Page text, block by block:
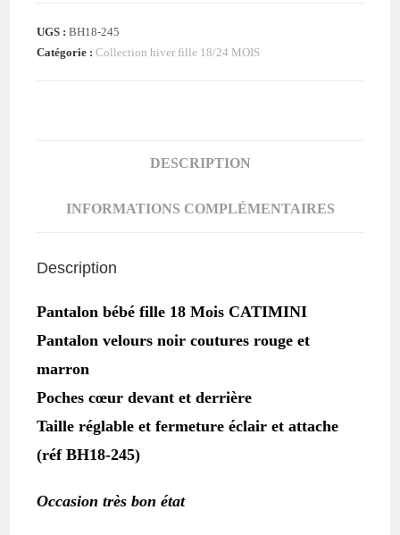
noir
cœur
UGS :BH18-245
Catégorie :Collection hiver fille 18/24 MOIS
DESCRIPTION
INFORMATIONS COMPLÉMENTAIRES
Description
Pantalon bébé fille 18 Mois CATIMINI
Pantalon velours noir coutures rouge et
marron
Poches cœur devant et derrière
Taille réglable et fermeture éclair et attache
(réf BH18-245)
Occasion très bon état